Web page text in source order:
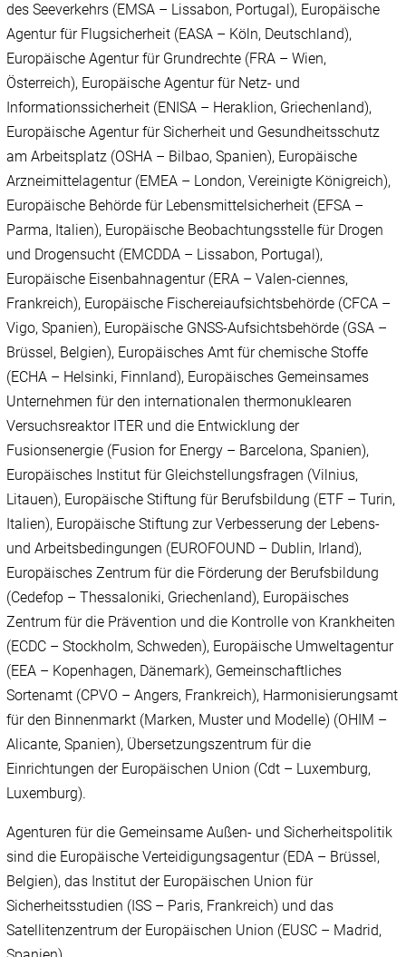
des Seeverkehrs (EMSA – Lissabon, Portugal), Europäische
Agentur für Flugsicherheit (EASA – Köln, Deutschland),
Europäische Agentur für Grundrechte (FRA – Wien,
Österreich), Europäische Agentur für Netz- und
Informationssicherheit (ENISA – Heraklion, Griechenland),
Europäische Agentur für Sicherheit und Gesundheitsschutz
am Arbeitsplatz (OSHA – Bilbao, Spanien), Europäische
Arzneimittelagentur (EMEA – London, Vereinigte Königreich),
Europäische Behörde für Lebensmittelsicherheit (EFSA –
Parma, Italien), Europäische Beobachtungsstelle für Drogen
und Drogensucht (EMCDDA – Lissabon, Portugal),
Europäische Eisenbahnagentur (ERA – Valen-ciennes,
Frankreich), Europäische Fischereiaufsichtsbehörde (CFCA –
Vigo, Spanien), Europäische GNSS-Aufsichtsbehörde (GSA –
Brüssel, Belgien), Europäisches Amt für chemische Stoffe
(ECHA – Helsinki, Finnland), Europäisches Gemeinsames
Unternehmen für den internationalen thermonuklearen
Versuchsreaktor ITER und die Entwicklung der
Fusionsenergie (Fusion for Energy – Barcelona, Spanien),
Europäisches Institut für Gleichstellungsfragen (Vilnius,
Litauen), Europäische Stiftung für Berufsbildung (ETF – Turin,
Italien), Europäische Stiftung zur Verbesserung der Lebens-
und Arbeitsbedingungen (EUROFOUND – Dublin, Irland),
Europäisches Zentrum für die Förderung der Berufsbildung
(Cedefop – Thessaloniki, Griechenland), Europäisches
Zentrum für die Prävention und die Kontrolle von Krankheiten
(ECDC – Stockholm, Schweden), Europäische Umweltagentur
(EEA – Kopenhagen, Dänemark), Gemeinschaftliches
Sortenamt (CPVO – Angers, Frankreich), Harmonisierungsamt
für den Binnenmarkt (Marken, Muster und Modelle) (OHIM –
Alicante, Spanien), Übersetzungszentrum für die
Einrichtungen der Europäischen Union (Cdt – Luxemburg,
Luxemburg).
Agenturen für die Gemeinsame Außen- und Sicherheitspolitik
sind die Europäische Verteidigungsagentur (EDA – Brüssel,
Belgien), das Institut der Europäischen Union für
Sicherheitsstudien (ISS – Paris, Frankreich) und das
Satellitenzentrum der Europäischen Union (EUSC – Madrid,